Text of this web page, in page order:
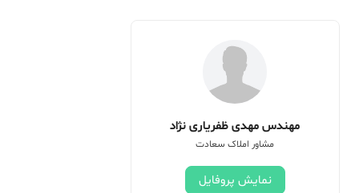
مهندس مهدی ظفریاری نژاد
مشاور املاک سعادت
نمایش پروفایل